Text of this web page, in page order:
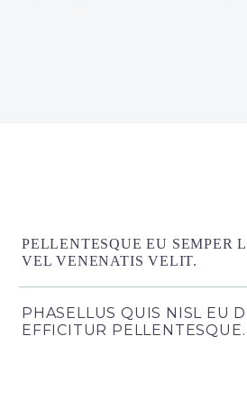
PELLENTESQUE EU SEMPER
VEL VENENATIS VELIT.
PHASELLUS QUIS NISL EU
EFFICITUR PELLENTESQUE.